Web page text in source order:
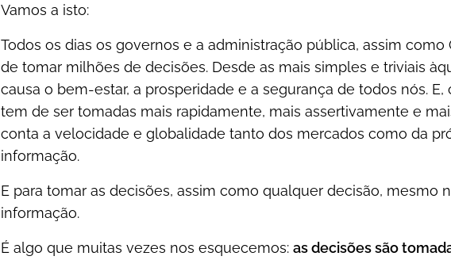
Vamos a isto:
Todos os dias os governos e a administração pública, assim como
de tomar milhões de decisões. Desde as mais simples e triviais
causa o bem-estar, a prosperidade e a segurança de todos nós. E,
tem de ser tomadas mais rapidamente, mais assertivamente e
conta a velocidade e globalidade tanto dos mercados como da
informação.
E para tomar as decisões, assim como qualquer decisão, mesmo
informação.
É algo que muitas vezes nos esquecemos: as decisões são